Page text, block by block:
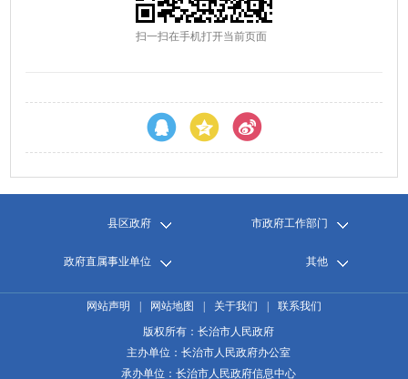
扫一扫在手机打开当前页面
县区政府 市政府工作部门
政府直属事业单位 其他
网站声明 网站地图 关于我们
联系我们
版权所有：长治市人民政府
主办单位：长治市人民政府办公室
承办单位：长治市人民政府信息中心